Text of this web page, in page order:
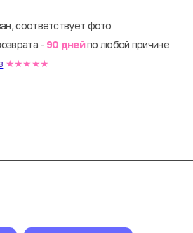
соответствует фото
- 90 днейпо любой причине
★★★★★